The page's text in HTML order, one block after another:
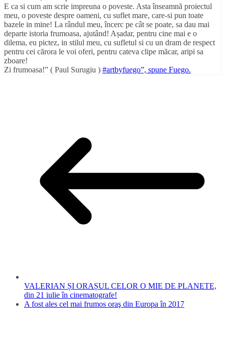
E ca si cum am scrie impreuna o poveste. Asta înseamnă proiectul
meu, o poveste despre oameni, cu suflet mare, care-si pun toate
bazele in mine! La rândul meu, încerc pe cât se poate, sa dau mai
departe istoria frumoasa, ajutând! Așadar, pentru cine mai e o
dilema, eu pictez, in stilul meu, cu sufletul si cu un dram de respect
pentru cei cărora le voi oferi, pentru cateva clipe măcar, aripi sa
zboare!
Zi frumoasa!” ( Paul Surugiu ) #artbyfuego”, spune Fuego.
VALERIAN ȘI ORAȘUL CELOR O MIE DE PLANETE,
din 21 iulie în cinematografe!
A fost ales cel mai frumos oraş din Europa în 2017